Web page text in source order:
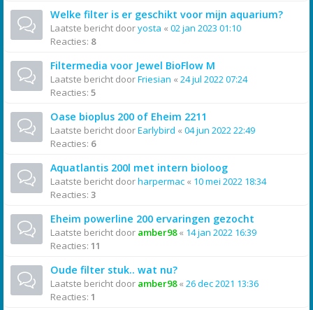
Welke filter is er geschikt voor mijn aquarium?
Laatste bericht dooryosta « 02 jan 2023 01:10
Reacties: 8
Filtermedia voor Jewel BioFlow M
Laatste bericht doorFriesian « 24 jul 2022 07:24
Reacties: 5
Oase bioplus 200 of Eheim 2211
Laatste bericht doorEarlybird « 04 jun 2022 22:49
Reacties: 6
Aquatlantis 200l met intern bioloog
Laatste bericht doorharpermac « 10 mei 2022 18:34
Reacties: 3
Eheim powerline 200 ervaringen gezocht
Laatste bericht door amber98« 14 jan 2022 16:39
Reacties: 11
Oude filter stuk.. wat nu?
Laatste bericht door amber98« 26 dec 2021 13:36
Reacties: 1